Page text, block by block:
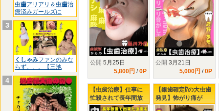
虫歯アリアリ＆虫歯治
療済みガールズに
3
くしゃみファンのみな
らず。。。【三池
4
公開 5月25日
5,800円 /0P
公開 3月21日
5,000円 /0P
【虫歯治療】仕事に
忙殺されて長年間放
置された口内…塩見
【銀歯確定⁉の大虫歯
発見】怖がり痛が
り、りおちゃんの右